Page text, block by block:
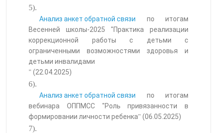
5).
Анализ анкет обратной связи по итогам
Весенней школы-2025 "Практика реализации
коррекционной работы с детьми с
ограниченными возможностями здоровья и
детьми инвалидами
" (22.04.2025)
6).
Анализ анкет обратной связи по итогам
вебинара ОППМСС "Роль привязанности в
формировании личности ребенка" (06.05.2025)
7).